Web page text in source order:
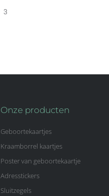
3
Onze producten
Geboortekaartjes
Kraamborrel kaartjes
Poster van geboortekaartje
Adresstickers
Sluitzegels